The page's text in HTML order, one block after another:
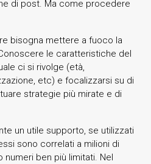
di post. Ma come procedere
bisogna mettere a fuoco la
le caratteristiche del
ci si rivolge (età,
etc) e focalizzarsi su di
strategie più mirate e di
un utile supporto, se utilizzati
sono correlati a milioni di
ben più limitati. Nel